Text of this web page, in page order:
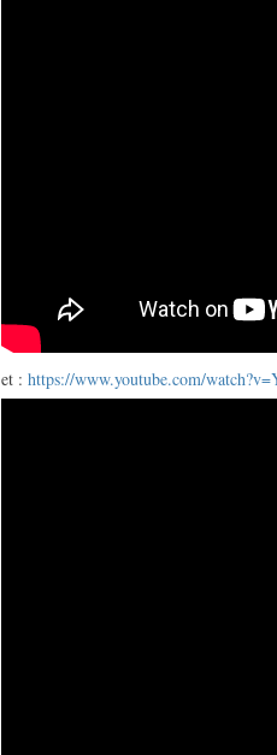
et :https://www.youtube.com/